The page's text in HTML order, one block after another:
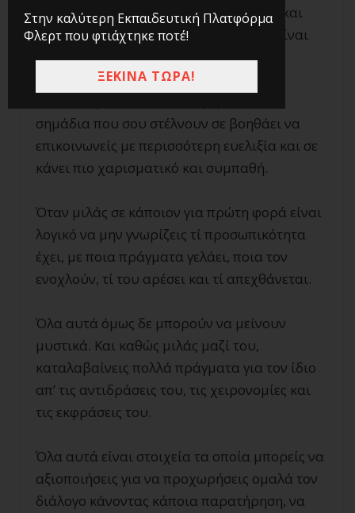
σωστά τη γλώσσα σώματος των άλλων, και
ειδικά των γυναικών που φλερτάρεις, είναι
πολύ σημαντική στην επικοινωνία.
σημάδια που σου στέλνουν σε βοηθάει να
επικοινωνείς με περισσότερη ευελιξία και σε
κάνει πιο χαρισματικό και συμπαθή.
Όταν μιλάς σε κάποιον για πρώτη φορά είναι
λογικό να μην γνωρίζεις τί προσωπικότητα
έχει, με ποια πράγματα γελάει, ποια τον
ενοχλούν, τί του αρέσει και τί απεχθάνεται.
Όλα αυτά όμως δε μπορούν να μείνουν
μυστικά. Και καθώς μιλάς μαζί του,
καταλαβαίνεις πολλά πράγματα για τον ίδιο
απ’ τις αντιδράσεις του, τις χειρονομίες και
τις εκφράσεις του.
Όλα αυτά είναι στοιχεία τα οποία μπορείς να
αξιοποιήσεις για να προχωρήσεις ομαλά τον
διάλογο κάνοντας κάποια παρατήρηση, να
Στην καλύτερη Εκπαιδευτική Πλατφόρμα
Φλερτ που φτιάχτηκε ποτέ!
ΞΕΚΙΝΑ ΤΩΡΑ!